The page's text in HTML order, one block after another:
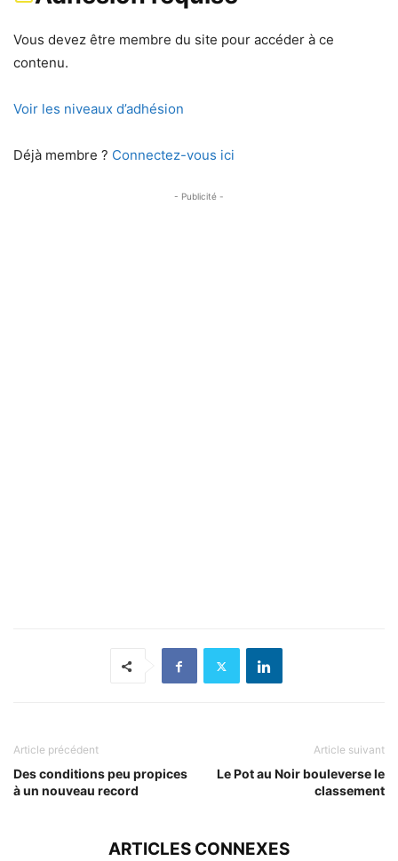
Vous devez être membre du site pour accéder à ce
contenu.
Voir les niveaux d’adhésion
Déjà membre ? Connectez-vous ici
- Publicité -
Article précédent
Des conditions peu propices
à un nouveau record
Article suivant
Le Pot au Noir bouleverse le
classement
ARTICLES CONNEXES